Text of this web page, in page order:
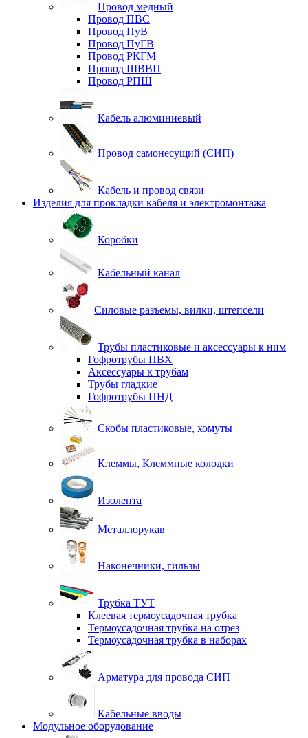
Провод медный
Провод ПВС
Провод ПуВ
Провод ПуГВ
Провод РКГМ
Провод ШВВП
Провод РПШ
Кабель алюминиевый
Провод самонесущий (СИП)
Кабель и провод связи
Изделия для прокладки кабеля и электромонтажа
Коробки
Кабельный канал
Силовые разъемы, вилки, штепсели
Трубы пластиковые и аксессуары к ним
Гофротрубы ПВХ
Аксессуары к трубам
Трубы гладкие
Гофротрубы ПНД
Скобы пластиковые, хомуты
Клеммы, Клеммные колодки
Изолента
Металлорукав
Наконечники, гильзы
Трубка ТУТ
Клеевая термоусадочная трубка
Термоусадочная трубка на отрез
Термоусадочная трубка в наборах
Арматура для провода СИП
Кабельные вводы
Модульное оборудование